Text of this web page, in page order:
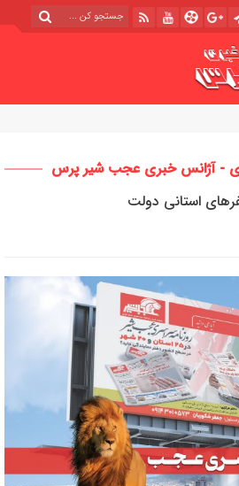
- آژانس خبری عجب شیر پرس
استانی دولت